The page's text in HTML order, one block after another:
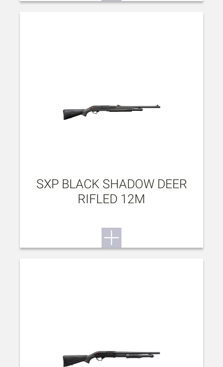
SXP BLACK SHADOW DEER
RIFLED 12M